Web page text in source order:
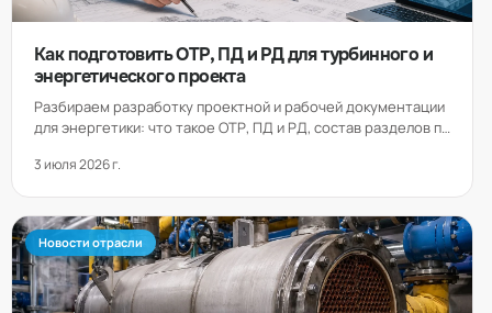
Как подготовить ОТР, ПД и РД для турбинного и
энергетического проекта
Разбираем разработку проектной и рабочей документации
для энергетики: что такое ОТР, ПД и РД, состав разделов по
экспертизы. Внутри — таблицы, чек-лист и ответы на частые
3 июля 2026 г.
Новости отрасли